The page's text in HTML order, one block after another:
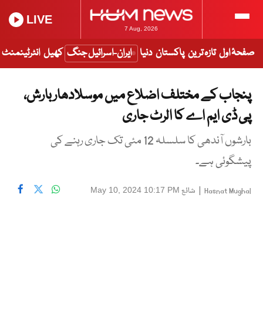
7 Aug, 2026
LIVE
صفحۂ اول تازہ ترین پاکستان دنیا ایران-اسرائیل جنگ کھیل انٹرٹینمنٹ
پنجاب کے مختلف اضلاع میں موسلادھار بارش،
پی ڈی ایم اے کا الرٹ جاری
بارشوں آندھی کا سلسلہ 12 مئی تک جاری رہنے کی
پیشگوئی ہے۔
Hasnat Mughal
| شائع May 10, 2024 10:17 PM